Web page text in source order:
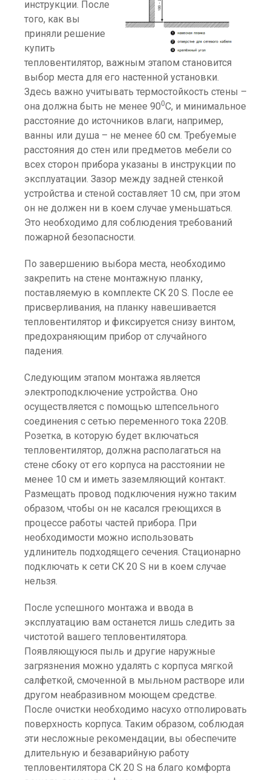
инструкции. После
того, как вы
приняли решение
купить
тепловентилятор, важным этапом становится
выбор места для его настенной установки.
Здесь важно учитывать термостойкость стены –
она должна быть не менее 900С, и минимальное
расстояние до источников влаги, например,
ванны или душа – не менее 60 см. Требуемые
расстояния до стен или предметов мебели со
всех сторон прибора указаны в инструкции по
эксплуатации. Зазор между задней стенкой
устройства и стеной составляет 10 см, при этом
он не должен ни в коем случае уменьшаться.
Это необходимо для соблюдения требований
пожарной безопасности.
По завершению выбора места, необходимо
закрепить на стене монтажную планку,
поставляемую в комплекте CK 20 S. После ее
присверливания, на планку навешивается
тепловентилятор и фиксируется снизу винтом,
предохраняющим прибор от случайного
падения.
Следующим этапом монтажа является
электроподключение устройства. Оно
осуществляется с помощью штепсельного
соединения с сетью переменного тока 220В.
Розетка, в которую будет включаться
тепловентилятор, должна располагаться на
стене сбоку от его корпуса на расстоянии не
менее 10 см и иметь заземляющий контакт.
Размещать провод подключения нужно таким
образом, чтобы он не касался греющихся в
процессе работы частей прибора. При
необходимости можно использовать
удлинитель подходящего сечения. Стационарно
подключать к сети CK 20 S ни в коем случае
нельзя.
После успешного монтажа и ввода в
эксплуатацию вам останется лишь следить за
чистотой вашего тепловентилятора.
Появляющуюся пыль и другие наружные
загрязнения можно удалять с корпуса мягкой
салфеткой, смоченной в мыльном растворе или
другом неабразивном моющем средстве.
После очистки необходимо насухо отполировать
поверхность корпуса. Таким образом, соблюдая
эти несложные рекомендации, вы обеспечите
длительную и безаварийную работу
тепловентилятора CK 20 S на благо комфорта